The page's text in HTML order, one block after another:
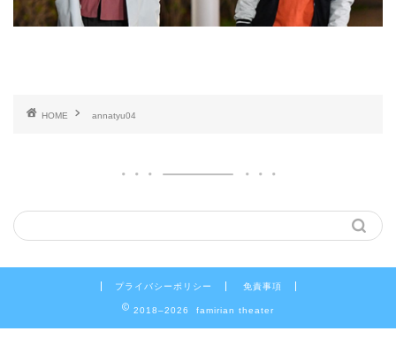
HOME annatyu04
プライバシーポリシー 免責事項
2018–2026 famirian theater